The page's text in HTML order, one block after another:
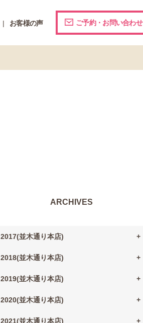
お客様の声 ご予約・お問い合わせ
ARCHIVES
2017(並木通り本店)
2018(並木通り本店)
2019(並木通り本店)
2020(並木通り本店)
2021(並木通り本店)